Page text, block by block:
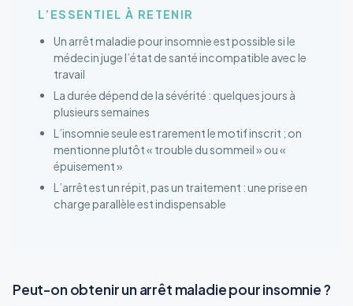
L’ESSENTIEL À RETENIR
Un arrêt maladie pour insomnie est possible si le
médecin juge l’état de santé incompatible avec le
travail
La durée dépend de la sévérité : quelques jours à
plusieurs semaines
L’insomnie seule est rarement le motif inscrit ; on
mentionne plutôt « trouble du sommeil » ou «
épuisement »
L’arrêt est un répit, pas un traitement : une prise en
charge parallèle est indispensable
Peut-on obtenir un arrêt maladie pour insomnie ?